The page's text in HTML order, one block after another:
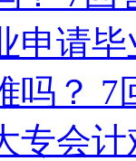
申请
吗？ 7
专会